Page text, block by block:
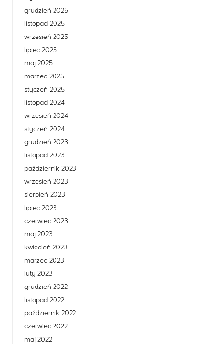
grudzień 2025
listopad 2025
wrzesień 2025
lipiec 2025
maj 2025
marzec 2025
styczeń 2025
listopad 2024
wrzesień 2024
styczeń 2024
grudzień 2023
listopad 2023
październik 2023
wrzesień 2023
sierpień 2023
lipiec 2023
czerwiec 2023
maj 2023
kwiecień 2023
marzec 2023
luty 2023
grudzień 2022
listopad 2022
październik 2022
czerwiec 2022
maj 2022